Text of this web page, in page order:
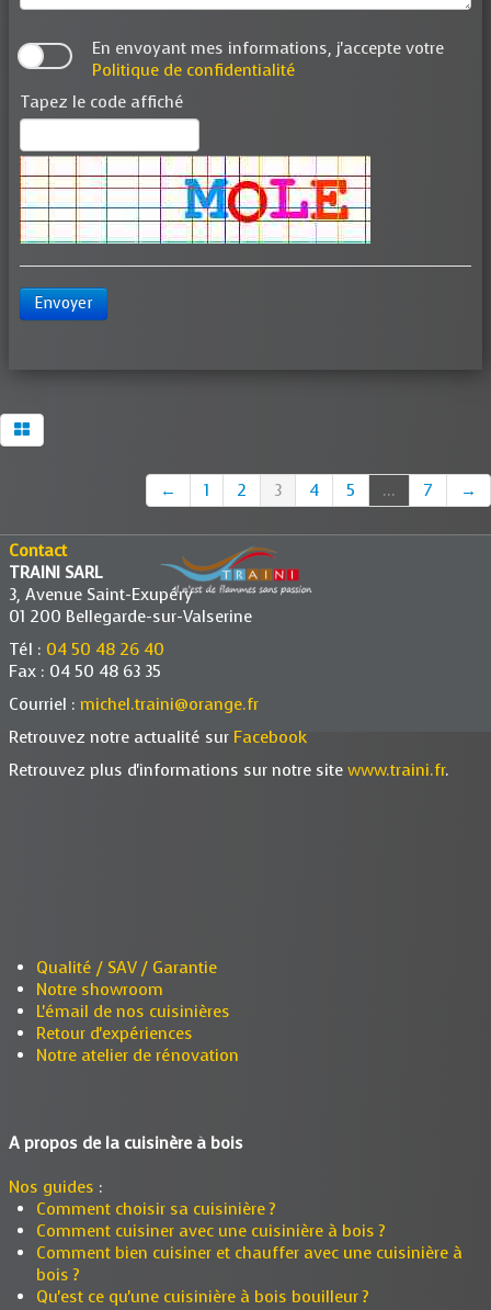
En envoyant mes informations, j'accepte votre
Politique de confidentialité
Tapez le code affiché
Envoyer
← 1 2 3 4 5 ... 7 →
Contact
TRAINI SARL
3, Avenue Saint-Exupéry
01 200 Bellegarde-sur-Valserine
Tél : 04 50 48 26 40
Fax : 04 50 48 63 35
Courriel : michel.traini@orange.fr
Retrouvez notre actualité sur Facebook
Retrouvez plus d'informations sur notre site www.traini.fr.
Qualité / SAV / Garantie
Notre showroom
L'émail de nos cuisinières
Retour d'expériences
Notre atelier de rénovation
A propos de la cuisinère à bois
Nos guides :
Comment choisir sa cuisinière ?
Comment cuisiner avec une cuisinière à bois ?
Comment bien cuisiner et chauffer avec une cuisinière à
bois ?
Qu'est ce qu'une cuisinière à bois bouilleur ?